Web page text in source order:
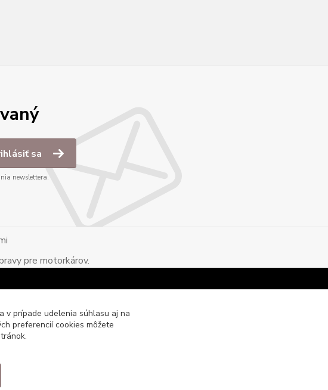
sa
newslettera.
pre motorkárov.
v prípade udelenia súhlasu aj na
preferencií cookies môžete